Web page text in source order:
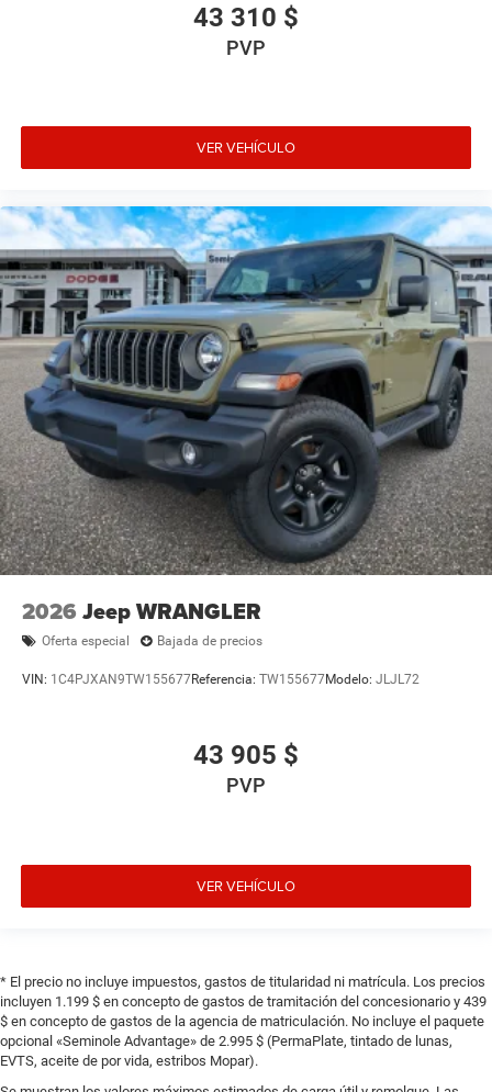
43 310 $
PVP
VER VEHÍCULO
2026 Jeep WRANGLER
Oferta especial Bajada de precios
VIN: 1C4PJXAN9TW155677Referencia: TW155677Modelo: JLJL72
43 905 $
PVP
VER VEHÍCULO
* El precio no incluye impuestos, gastos de titularidad ni matrícula. Los precios
incluyen 1.199 $ en concepto de gastos de tramitación del concesionario y 439
$ en concepto de gastos de la agencia de matriculación. No incluye el paquete
opcional «Seminole Advantage» de 2.995 $ (PermaPlate, tintado de lunas,
EVTS, aceite de por vida, estribos Mopar).